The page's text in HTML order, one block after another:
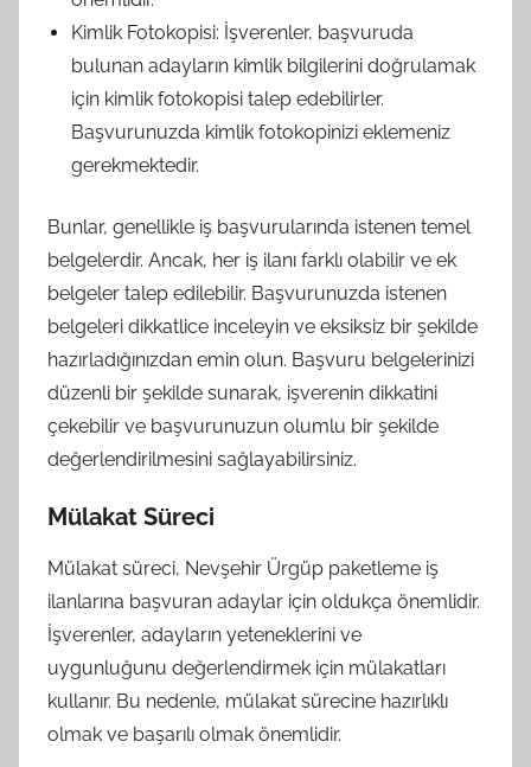
Kimlik Fotokopisi: İşverenler, başvuruda
bulunan adayların kimlik bilgilerini doğrulamak
için kimlik fotokopisi talep edebilirler.
Başvurunuzda kimlik fotokopinizi eklemeniz
gerekmektedir.
Bunlar, genellikle iş başvurularında istenen temel
belgelerdir. Ancak, her iş ilanı farklı olabilir ve ek
belgeler talep edilebilir. Başvurunuzda istenen
belgeleri dikkatlice inceleyin ve eksiksiz bir şekilde
hazırladığınızdan emin olun. Başvuru belgelerinizi
düzenli bir şekilde sunarak, işverenin dikkatini
çekebilir ve başvurunuzun olumlu bir şekilde
değerlendirilmesini sağlayabilirsiniz.
Mülakat Süreci
Mülakat süreci, Nevşehir Ürgüp paketleme iş
ilanlarına başvuran adaylar için oldukça önemlidir.
İşverenler, adayların yeteneklerini ve
uygunluğunu değerlendirmek için mülakatları
kullanır. Bu nedenle, mülakat sürecine hazırlıklı
olmak ve başarılı olmak önemlidir.